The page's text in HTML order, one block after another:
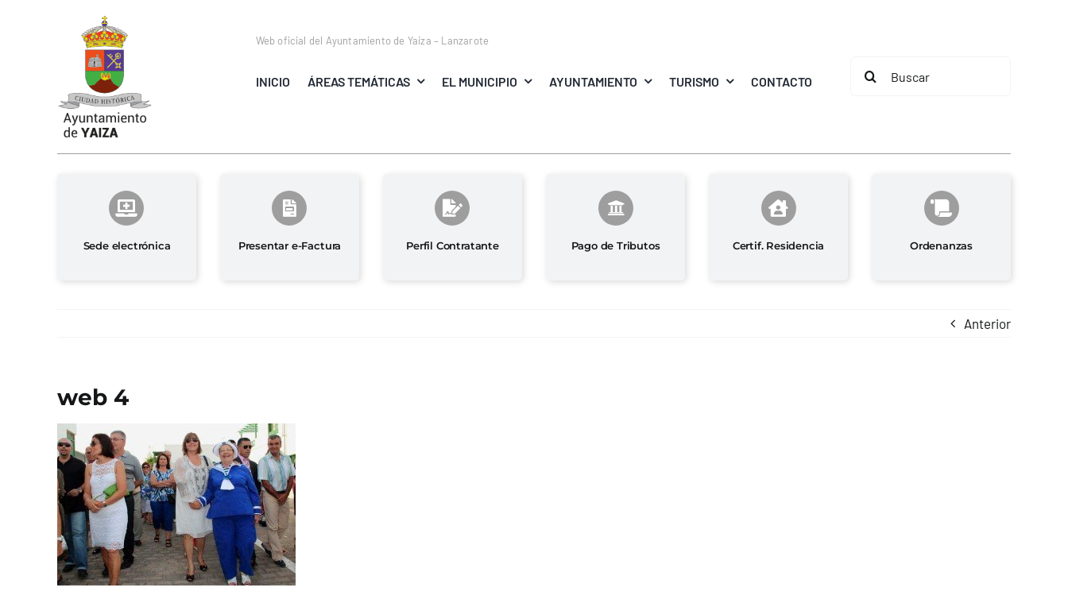
Web oficial del Ayuntamiento de Yaiza – Lanzarote
INICIO ÁREAS TEMÁTICAS EL MUNICIPIO AYUNTAMIENTO TURISMO CONTACTO
Buscar:
Sede electrónica Presentar e-Factura Perfil Contratante Pago de Tributos Certif. Residencia Ordenanzas
Anterior
web 4